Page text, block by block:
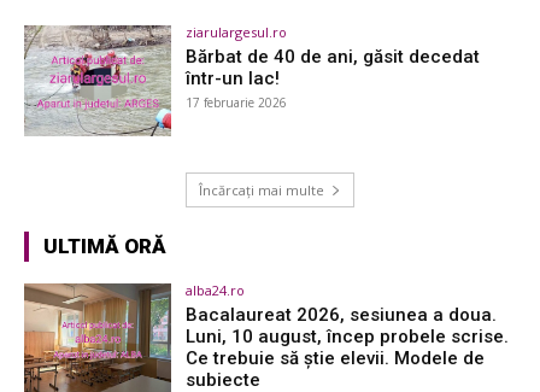
ziarulargesul.ro
Bărbat de 40 de ani, găsit decedat
într-un lac!
17 februarie 2026
Încărcați mai multe
ULTIMĂ ORĂ
alba24.ro
Bacalaureat 2026, sesiunea a doua.
Luni, 10 august, încep probele scrise.
Ce trebuie să știe elevii. Modele de
subiecte